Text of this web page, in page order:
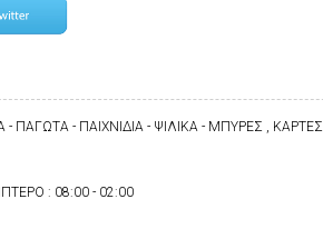
ΠΑΓΩΤΑ - ΠΑΙΧΝΙΔΙΑ - ΨΙΛΙΚΑ - ΜΠΥΡΕΣ , ΚΑΡΤΕΣ
: 08:00 - 02:00